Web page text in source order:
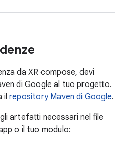
da XR compose, devi
di Google al tuo progetto.
il repository Maven di Google.
artefatti necessari nel file
o il tuo modulo: